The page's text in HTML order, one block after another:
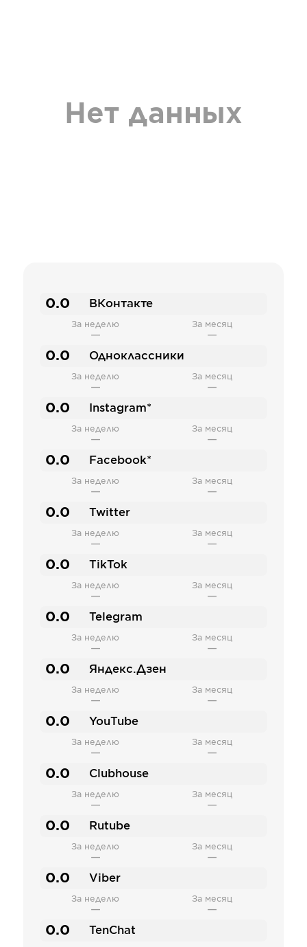
Нет данных
0.0 ВКонтакте
За неделю
—
За месяц
—
0.0 Одноклассники
За неделю
—
За месяц
—
0.0 Instagram*
За неделю
—
За месяц
—
0.0 Facebook*
За неделю
—
За месяц
—
0.0 Twitter
За неделю
—
За месяц
—
0.0 TikTok
За неделю
—
За месяц
—
0.0 Telegram
За неделю
—
За месяц
—
0.0 Яндекс.Дзен
За неделю
—
За месяц
—
0.0 YouTube
За неделю
—
За месяц
—
0.0 Clubhouse
За неделю
—
За месяц
—
0.0 Rutube
За неделю
—
За месяц
—
0.0 Viber
За неделю
—
За месяц
—
0.0 TenChat